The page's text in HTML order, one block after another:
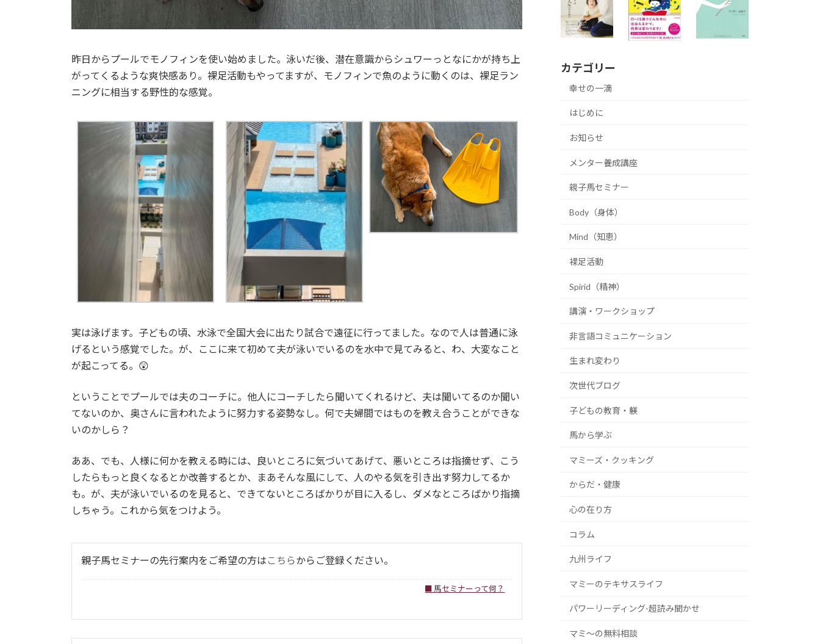
昨日からプールでモノフィンを使い始めました。泳いだ後、潜在意識からシュワーっとなにかが持ち上
がってくるような爽快感あり。裸足活動もやってますが、モノフィンで魚のように動くのは、裸足ラン
ニングに相当する野性的な感覚。
実は泳げます。子どもの頃、水泳で全国大会に出たり試合で遠征に行ってました。なので人は普通に泳
げるという感覚でした。が、ここに来て初めて夫が泳いでいるのを水中で見てみると、わ、大変なこと
が起こってる。😲
ということでプールでは夫のコーチに。他人にコーチしたら聞いてくれるけど、夫は聞いてるのか聞い
てないのか、奥さんに言われたように努力する姿勢なし。何で夫婦間ではものを教え合うことができな
いのかしら？
ああ、でも、人様に何かを教える時には、良いところに気づいてあげて、悪いところは指摘せず、こう
したらもっと良くなるとか改善するとか、まあそんな風にして、人のやる気を引き出す努力してるか
も。が、夫が泳いでいるのを見ると、できてないところばかりが目に入るし、ダメなところばかり指摘
しちゃう。これから気をつけよう。
親子馬セミナーの先行案内をご希望の方は こちらからご登録ください。
■ 馬セミナーって何？
カテゴリー
幸せの一滴
はじめに
お知らせ
メンター養成講座
親子馬セミナー
Body（身体）
Mind（知恵）
裸足活動
Spirid（精神）
講演・ワークショップ
非言語コミュニケーション
生まれ変わり
次世代ブログ
子どもの教育・躾
馬から学ぶ
マミーズ・クッキング
からだ・健康
心の在り方
コラム
九州ライフ
マミーのテキサスライフ
パワーリーディング-超読み聞かせ
マミ〜の無料相談